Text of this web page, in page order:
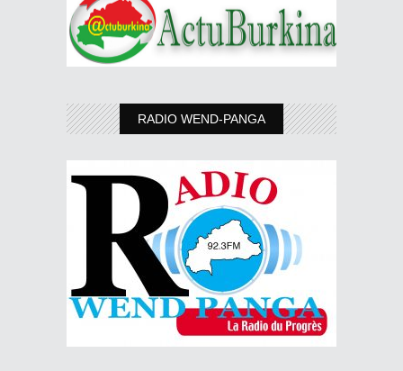
RADIO WEND-PANGA